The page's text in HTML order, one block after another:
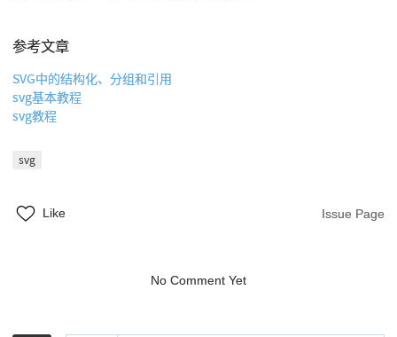
参考文章
SVG中的结构化、分组和引用
svg基本教程
svg教程
svg
Like Issue Page
No Comment Yet